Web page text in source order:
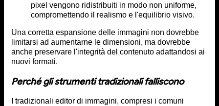
pixel vengono ridistribuiti in modo non uniforme,
compromettendo il realismo e l'equilibrio visivo.
Una corretta espansione delle immagini non dovrebbe
limitarsi ad aumentarne le dimensioni, ma dovrebbe
anche preservare l'integrità del contenuto adattandosi ai
nuovi formati.
Perché gli strumenti tradizionali falliscono
I tradizionali editor di immagini, compresi i comuni